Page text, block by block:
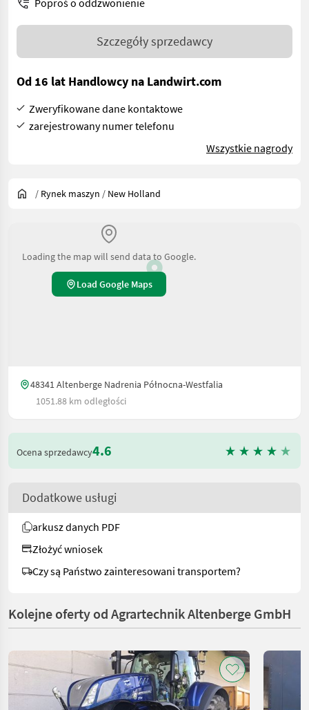
Poproś o oddzwonienie
Szczegóły sprzedawcy
Od 16 lat Handlowcy na Landwirt.com
Zweryfikowane dane kontaktowe
zarejestrowany numer telefonu
Wszystkie nagrody
/ Rynek maszyn / New Holland
Loading the map will send data to Google.
Load Google Maps
48341 Altenberge Nadrenia Północna-Westfalia
1051.88 km odległości
Ocena sprzedawcy4.6
Dodatkowe usługi
arkusz danych PDF
Złożyć wniosek
Czy są Państwo zainteresowani transportem?
Kolejne oferty od Agrartechnik Altenberge GmbH